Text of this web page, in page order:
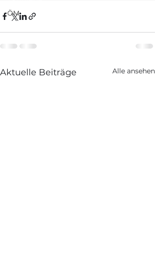
ÖM
Aktuelle Beiträge Alle ansehen